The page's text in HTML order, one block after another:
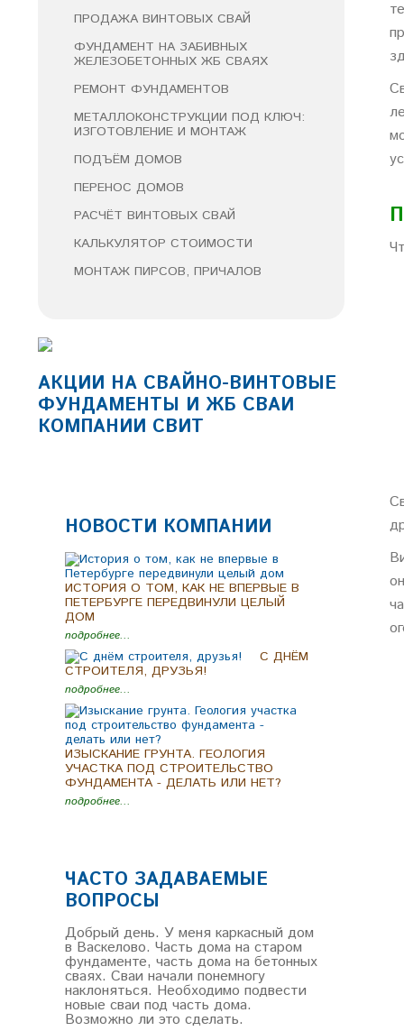
ПРОДАЖА ВИНТОВЫХ СВАЙ
ФУНДАМЕНТ НА ЗАБИВНЫХ
ЖЕЛЕЗОБЕТОННЫХ ЖБ СВАЯХ
РЕМОНТ ФУНДАМЕНТОВ
МЕТАЛЛОКОНСТРУКЦИИ ПОД КЛЮЧ:
ИЗГОТОВЛЕНИЕ И МОНТАЖ
ПОДЪЁМ ДОМОВ
ПЕРЕНОС ДОМОВ
РАСЧЁТ ВИНТОВЫХ СВАЙ
КАЛЬКУЛЯТОР СТОИМОСТИ
МОНТАЖ ПИРСОВ, ПРИЧАЛОВ
АКЦИИ НА СВАЙНО-ВИНТОВЫЕ
ФУНДАМЕНТЫ И ЖБ СВАИ
КОМПАНИИ СВИТ
НОВОСТИ КОМПАНИИ
ИСТОРИЯ О ТОМ, КАК НЕ ВПЕРВЫЕ В
ПЕТЕРБУРГЕ ПЕРЕДВИНУЛИ ЦЕЛЫЙ
ДОМ
подробнее...
C ДНЁМ
СТРОИТЕЛЯ, ДРУЗЬЯ!
подробнее...
ИЗЫСКАНИЕ ГРУНТА. ГЕОЛОГИЯ
УЧАСТКА ПОД СТРОИТЕЛЬСТВО
ФУНДАМЕНТА - ДЕЛАТЬ ИЛИ НЕТ?
подробнее...
ЧАСТО ЗАДАВАЕМЫЕ
ВОПРОСЫ
Добрый день. У меня каркасный дом
в Васкелово. Часть дома на старом
фундаменте, часть дома на бетонных
сваях. Сваи начали понемногу
наклоняться. Необходимо подвести
новые сваи под часть дома.
Возможно ли это сделать.